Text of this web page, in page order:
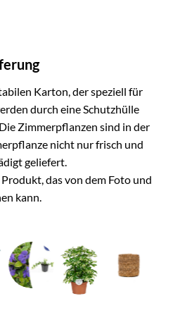
Karton, der speziell für
durch eine Schutzhülle
Zimmerpflanzen sind in der
nicht nur frisch und
geliefert.
das von dem Foto und
kann.